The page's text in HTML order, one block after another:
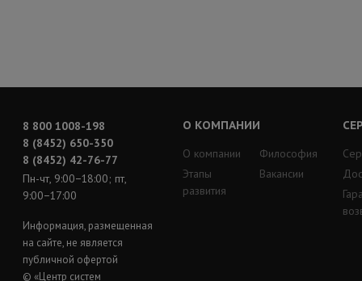
8 800 1008-198
8 (8452) 650-350
8 (8452) 42-76-77
Пн-чт, 9:00−18:00; пт,
9:00−17:00
Информация, размещенная
на сайте, не является
публичной офертой
© «Центр систем
О КОМПАНИИ
О компании
Этапы
развития
Философия
Вакансии